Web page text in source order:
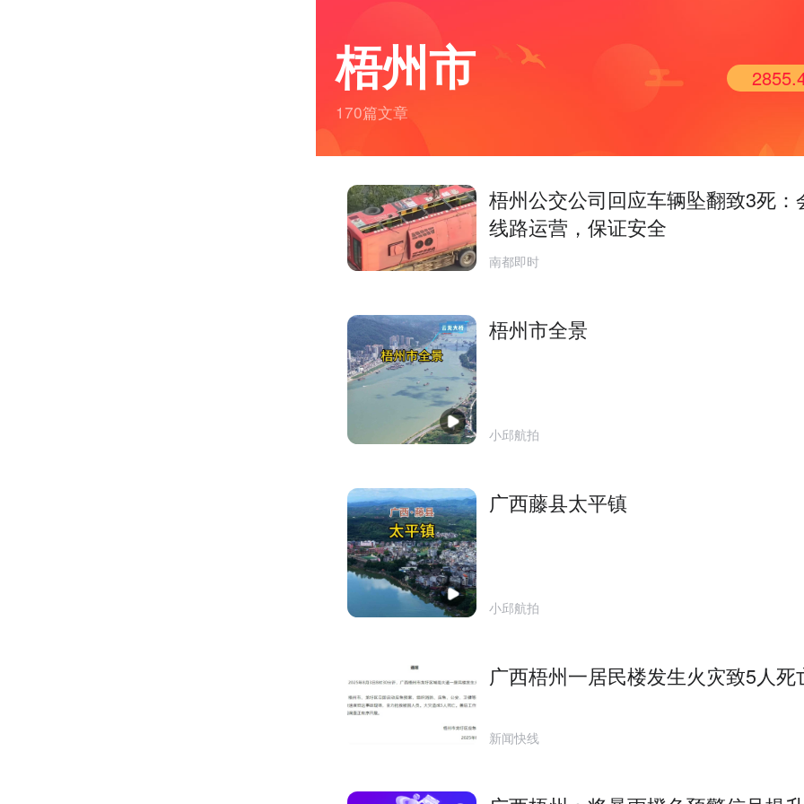
梧州市
170篇文章
梧州公交公司回应车辆坠翻致3死：
线路运营，保证安全
南都即时
梧州市全景
小邱航拍
广西藤县太平镇
小邱航拍
广西梧州一居民楼发生火灾致5人死
新闻快线